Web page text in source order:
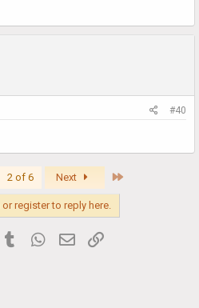
#40
2 of 6 Next
register to reply here.
Tumblr WhatsApp
Email